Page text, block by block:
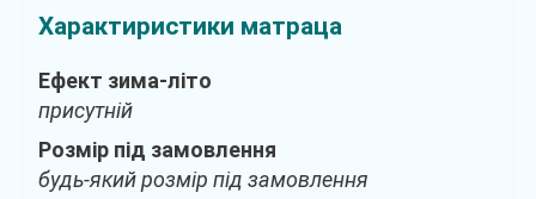
Характиристики матраца
Ефект зима-літо
присутній
Розмір під замовлення
будь-який розмір під замовлення